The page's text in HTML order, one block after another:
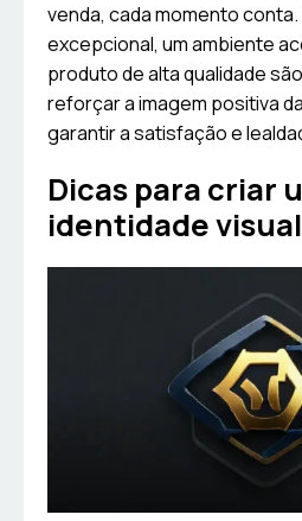
venda, cada momento
excepcional, um ambiente
produto de alta qualidade
reforçar a imagem positiva
garantir a satisfação e
Dicas para criar
identidade